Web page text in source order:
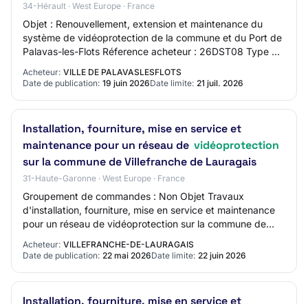
34-Hérault · West Europe · France
Objet : Renouvellement, extension et maintenance du
système de vidéoprotection de la commune et du Port de
Palavas-les-Flots Réference acheteur : 26DST08 Type de
Acheteur: VILLE DE PALAVASLESFLOTS
Date de publication: 19 juin 2026Date limite: 21 juil. 2026
Installation, fourniture, mise en service et
maintenance pour un réseau de vidéoprotection
sur la commune de Villefranche de Lauragais
31-Haute-Garonne · West Europe · France
Groupement de commandes : Non Objet Travaux
d'installation, fourniture, mise en service et maintenance
pour un réseau de vidéoprotection sur la commune de
Acheteur: VILLEFRANCHE-DE-LAURAGAIS
Date de publication: 22 mai 2026Date limite: 22 juin 2026
Installation, fourniture, mise en service et